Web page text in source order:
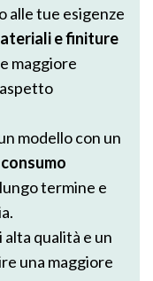
alle tue esigenze
e finiture
e maggiore
modello con un
termine e
alta qualità e un
una maggiore